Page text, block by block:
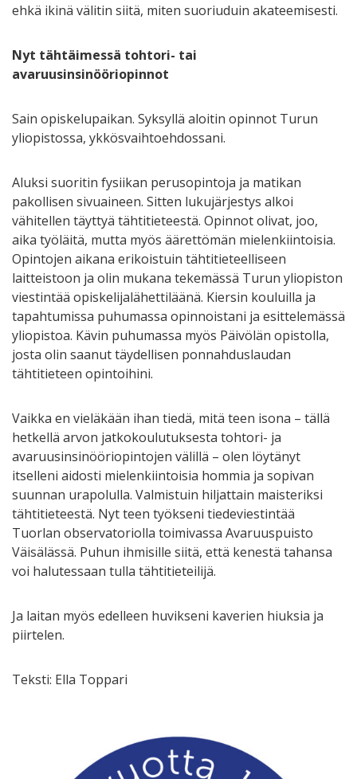
ehkä ikinä välitin siitä, miten suoriuduin akateemisesti.
Nyt tähtäimessä tohtori- tai
avaruusinsinööriopinnot
Sain opiskelupaikan. Syksyllä aloitin opinnot Turun
yliopistossa, ykkösvaihtoehdossani.
Aluksi suoritin fysiikan perusopintoja ja matikan
pakollisen sivuaineen. Sitten lukujärjestys alkoi
vähitellen täyttyä tähtitieteestä. Opinnot olivat, joo,
aika työläitä, mutta myös äärettömän mielenkiintoisia.
Opintojen aikana erikoistuin tähtitieteelliseen
laitteistoon ja olin mukana tekemässä Turun yliopiston
viestintää opiskelijalähettiläänä. Kiersin kouluilla ja
tapahtumissa puhumassa opinnoistani ja esittelemässä
yliopistoa. Kävin puhumassa myös Päivölän opistolla,
josta olin saanut täydellisen ponnahduslaudan
tähtitieteen opintoihini.
Vaikka en vieläkään ihan tiedä, mitä teen isona – tällä
hetkellä arvon jatkokoulutuksesta tohtori- ja
avaruusinsinööriopintojen välillä – olen löytänyt
itselleni aidosti mielenkiintoisia hommia ja sopivan
suunnan urapolulla. Valmistuin hiljattain maisteriksi
tähtitieteestä. Nyt teen työkseni tiedeviestintää
Tuorlan observatoriolla toimivassa Avaruuspuisto
Väisälässä. Puhun ihmisille siitä, että kenestä tahansa
voi halutessaan tulla tähtitieteilijä.
Ja laitan myös edelleen huvikseni kaverien hiuksia ja
piirtelen.
Teksti: Ella Toppari